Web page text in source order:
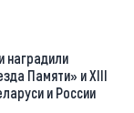
наградили
Памяти» и XIII
и России